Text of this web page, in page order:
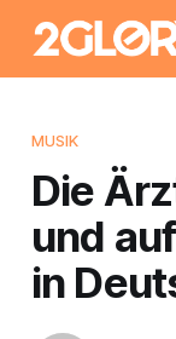
MUSIK
Die
und
in